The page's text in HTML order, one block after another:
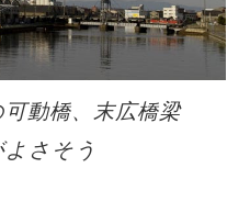
動橋、末広橋梁
さそう